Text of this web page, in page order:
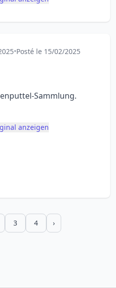
•Posté le 15/02/2025
Sammlung.
anzeigen
3 4 ›